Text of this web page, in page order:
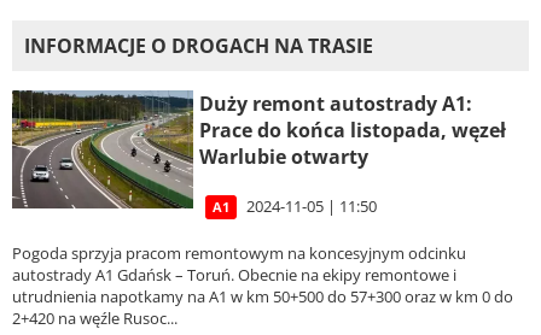
INFORMACJE O DROGACH NA TRASIE
Duży remont autostrady A1:
Prace do końca listopada, węzeł
Warlubie otwarty
A1 2024-11-05 | 11:50
Pogoda sprzyja pracom remontowym na koncesyjnym odcinku
autostrady A1 Gdańsk – Toruń. Obecnie na ekipy remontowe i
utrudnienia napotkamy na A1 w km 50+500 do 57+300 oraz w km 0 do
2+420 na węźle Rusoc...